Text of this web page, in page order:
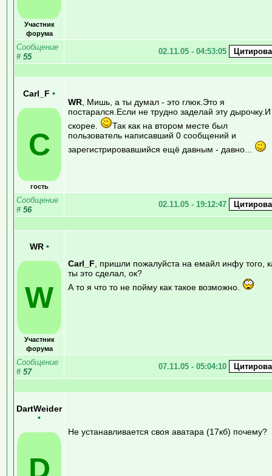
Участник
форума
Сообщение
# 55
02.11.05 - 04:53:05
Carl_F •
C
гость
WR , Мишь, а ты думал - это глюк.Это я
постарался.Если не трудно заделай эту
скорее.
Так как на втором месте был
пользователь написавший 0 сообщений и
зарегистрировавшийся ещё давным - давно...
Сообщение
# 56
02.11.05 - 19:12:47
WR •
W
Участник
форума
Carl_F , пришли пожалуйста на емайл инфу того,
ты это сделал, ок?
А то я что то не пойму как такое возможно.
Сообщение
# 57
07.11.05 - 05:04:10
DartWeider
•
D
Не устанавливается своя аватара (17кб) почему?